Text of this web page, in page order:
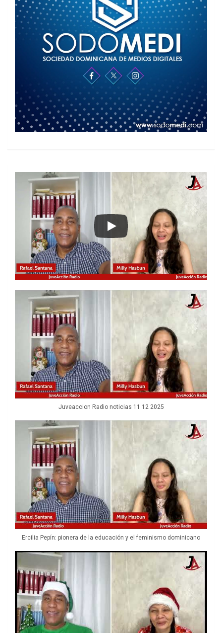
Juveaccion Radio noticias 11 12 2025
Ercilia Pepín: pionera de la educación y el feminismo dominicano